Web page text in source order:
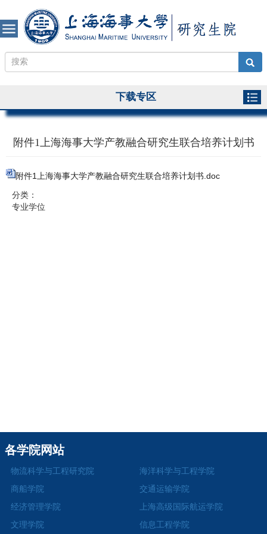
下载专区
附件1上海海事大学产教融合研究生联合培养计划书
附件1上海海事大学产教融合研究生联合培养计划书.doc
分类：
专业学位
各学院网站
物流科学与工程研究院
海洋科学与工程学院
商船学院
交通运输学院
经济管理学院
上海高级国际航运学院
文理学院
信息工程学院